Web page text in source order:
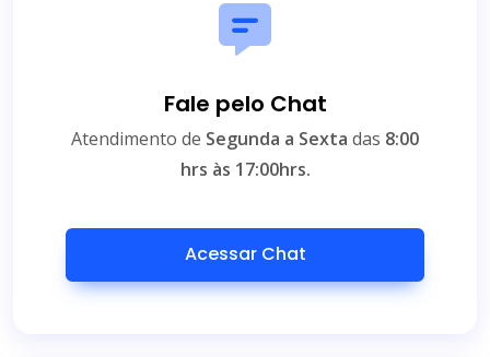
Fale pelo Chat
Atendimento de Segunda a Sexta das 8:00
hrs às 17:00hrs.
Acessar Chat